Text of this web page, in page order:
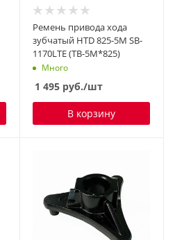
Ремень привода хода
зубчатый HTD 825-5M SB-
1170LTE (ТВ-5М*825)
Много
1 495руб./шт
В корзину